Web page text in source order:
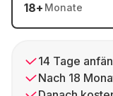
18+ Monate
14 Tage
Nach 18